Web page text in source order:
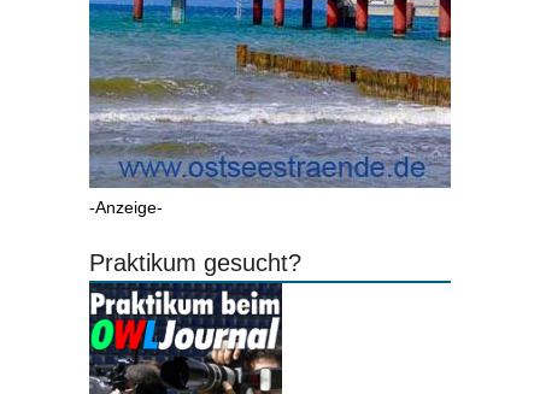
-Anzeige-
Praktikum gesucht?